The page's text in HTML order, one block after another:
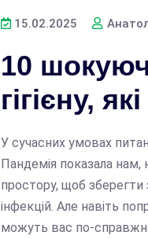
15.02.2025
10
гігієну,
У сучасних умовах
Пандемія показала нам,
простору, щоб зберегти
інфекцій. Але навіть
можуть вас по-